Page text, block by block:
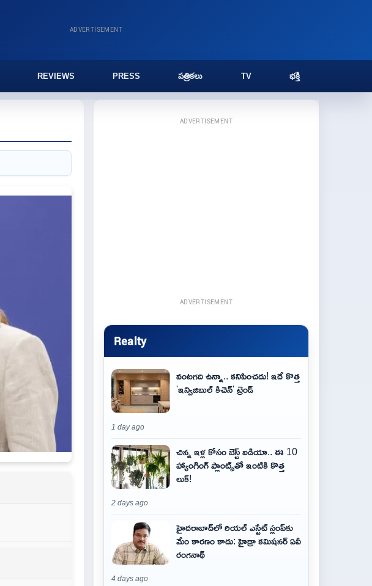
ADVERTISEMENT
REVIEWS PRESS పత్రికలు TV భక్తి
ADVERTISEMENT
ADVERTISEMENT
Realty
వంటగది ఉన్నా.. కనిపించదు! ఇదే కొత్త
'ఇన్విజిబుల్ కిచెన్' ట్రెండ్
1 day ago
చిన్న ఇళ్ల కోసం బెస్ట్ ఐడియా.. ఈ 10
హ్యాంగింగ్ ప్లాంట్స్‌తో ఇంటికి కొత్త
లుక్!
2 days ago
హైదరాబాద్‌లో రియల్ ఎస్టేట్ స్లంప్‌కు
మేం కారణం కాదు: హైడ్రా కమిషనర్ ఏవీ
రంగనాథ్
4 days ago